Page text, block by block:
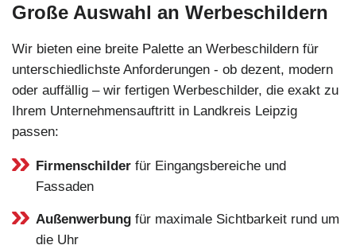
Große Auswahl an Werbeschildern
Wir bieten eine breite Palette an Werbeschildern für
unterschiedlichste Anforderungen - ob dezent, modern
oder auffällig – wir fertigen Werbeschilder, die exakt zu
Ihrem Unternehmensauftritt in Landkreis Leipzig
passen:
Firmenschilder für Eingangsbereiche und
Fassaden
Außenwerbung für maximale Sichtbarkeit rund um
die Uhr